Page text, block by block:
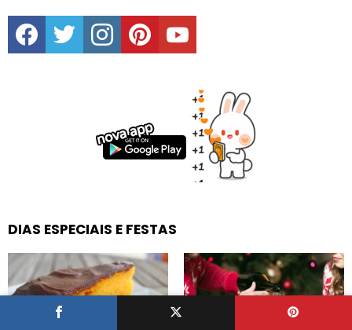
facebooktwitter instagrampinterestyoutube
DIAS ESPECIAIS E FESTAS